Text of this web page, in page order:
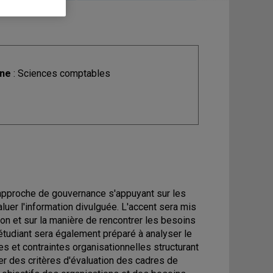
: Sciences comptables
de gouvernance s'appuyant sur les
l'information divulguée. L'accent sera mis
et sur la manière de rencontrer les besoins
sera également préparé à analyser le
et contraintes organisationnelles structurant
des critères d'évaluation des cadres de